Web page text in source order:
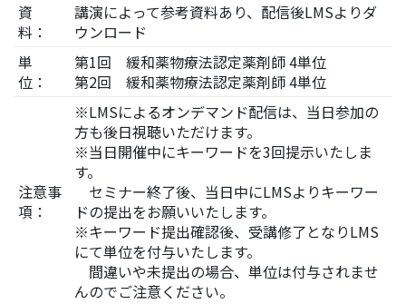
資
料：
講演によって参考資料あり、配信後LMSよりダ
ウンロード
単
位：
第1回 緩和薬物療法認定薬剤師 4単位
第2回 緩和薬物療法認定薬剤師 4単位
注意事
項：
※LMSによるオンデマンド配信は、当日参加の
方も後日視聴いただけます。
※当日開催中にキーワードを3回提示いたしま
す。
セミナー終了後、当日中にLMSよりキーワー
ドの提出をお願いいたします。
※キーワード提出確認後、受講修了となりLMS
にて単位を付与いたします。
間違いや未提出の場合、単位は付与されませ
んのでご注意ください。